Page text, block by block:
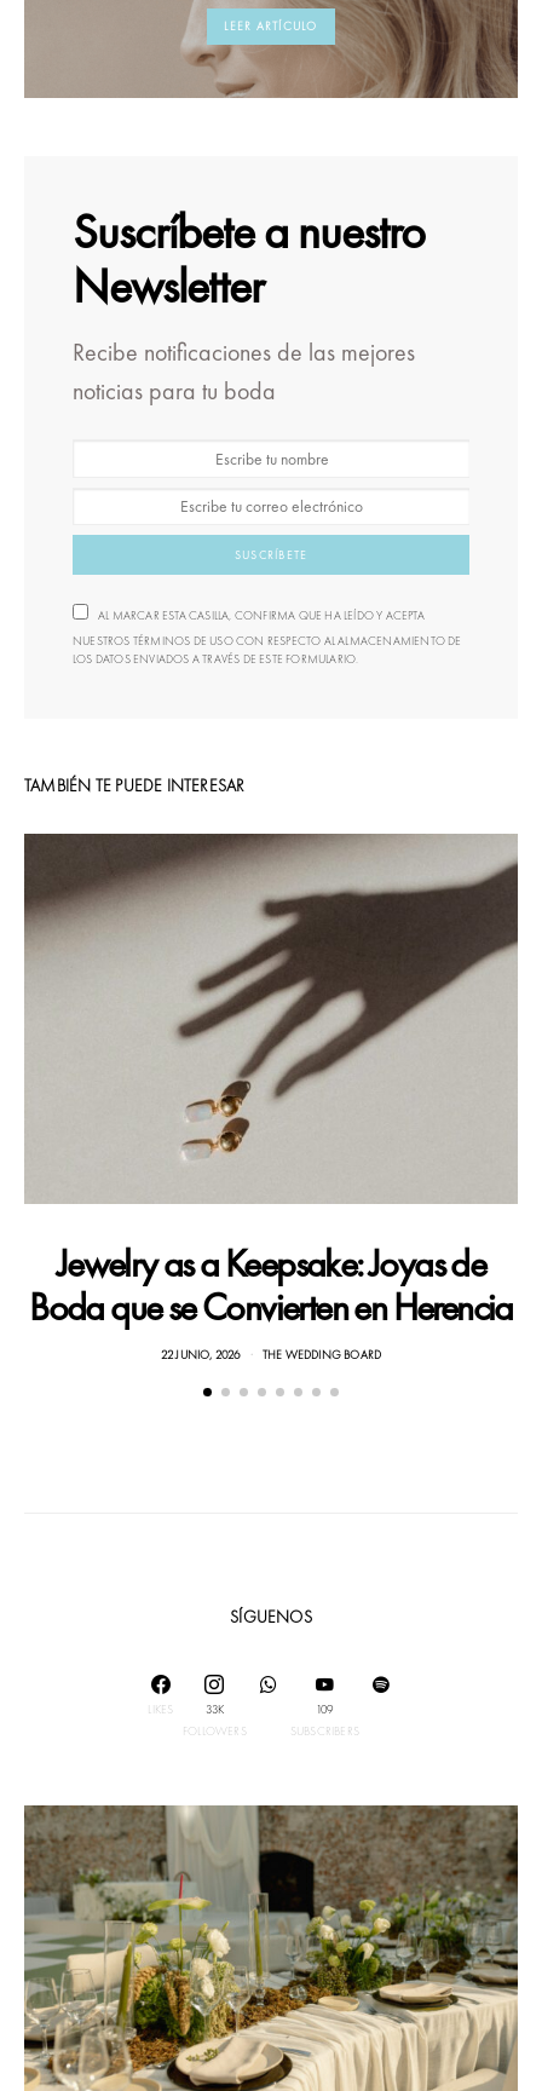
LEER ARTÍCULO
Suscríbete a nuestro
Newsletter
Recibe notificaciones de las mejores
noticias para tu boda
SUSCRÍBETE
AL MARCAR ESTA CASILLA, CONFIRMA QUE HA LEÍDO Y ACEPTA
NUESTROS TÉRMINOS DE USO CON RESPECTO AL ALMACENAMIENTO DE
LOS DATOS ENVIADOS A TRAVÉS DE ESTE FORMULARIO.
TAMBIÉN TE PUEDE INTERESAR
Jewelry as a Keepsake: Joyas de
Boda que se Convierten en Herencia
22 JUNIO, 2026 THE WEDDING BOARD
SÍGUENOS
LIKES
33K
FOLLOWERS
109
SUBSCRIBERS